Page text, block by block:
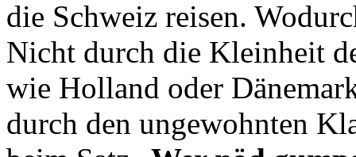
die Schweiz reisen.
Nicht durch die Kleinheit
wie Holland oder
durch den ungewohnten